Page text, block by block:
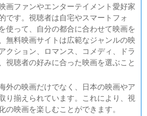
画ファンやエンターテイメント愛好家
です。視聴者は自宅やスマートフォ
使って、自分の都合に合わせて映画を
無料映画サイトは広範なジャンルの映
クション、ロマンス、コメディ、ドラ
視聴者の好みに合った映画を選ぶこと
外の映画だけでなく、日本の映画やア
り揃えられています。これにより、視
の映画を楽しむことができます。